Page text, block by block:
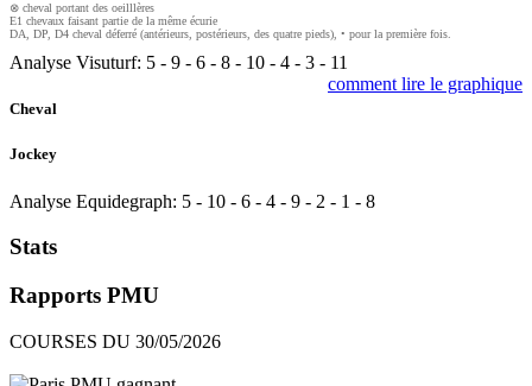
⊗ cheval portant des oeilllères
E1 chevaux faisant partie de la même écurie
DA, DP, D4 cheval déferré (antérieurs, postérieurs, des quatre pieds), • pour la première fois.
Analyse Visuturf: 5 - 9 - 6 - 8 - 10 - 4 - 3 - 11
comment lire le graphique
Cheval
Jockey
Analyse Equidegraph: 5 - 10 - 6 - 4 - 9 - 2 - 1 - 8
Stats
Rapports PMU
COURSES DU 30/05/2026